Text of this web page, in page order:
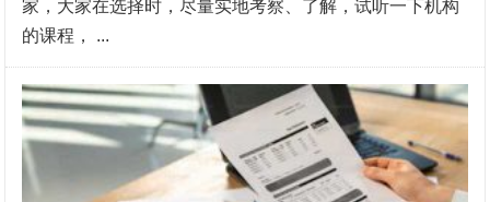
家，大家在选择时，尽量实地考察、了解，试听一下机构
的课程， ...